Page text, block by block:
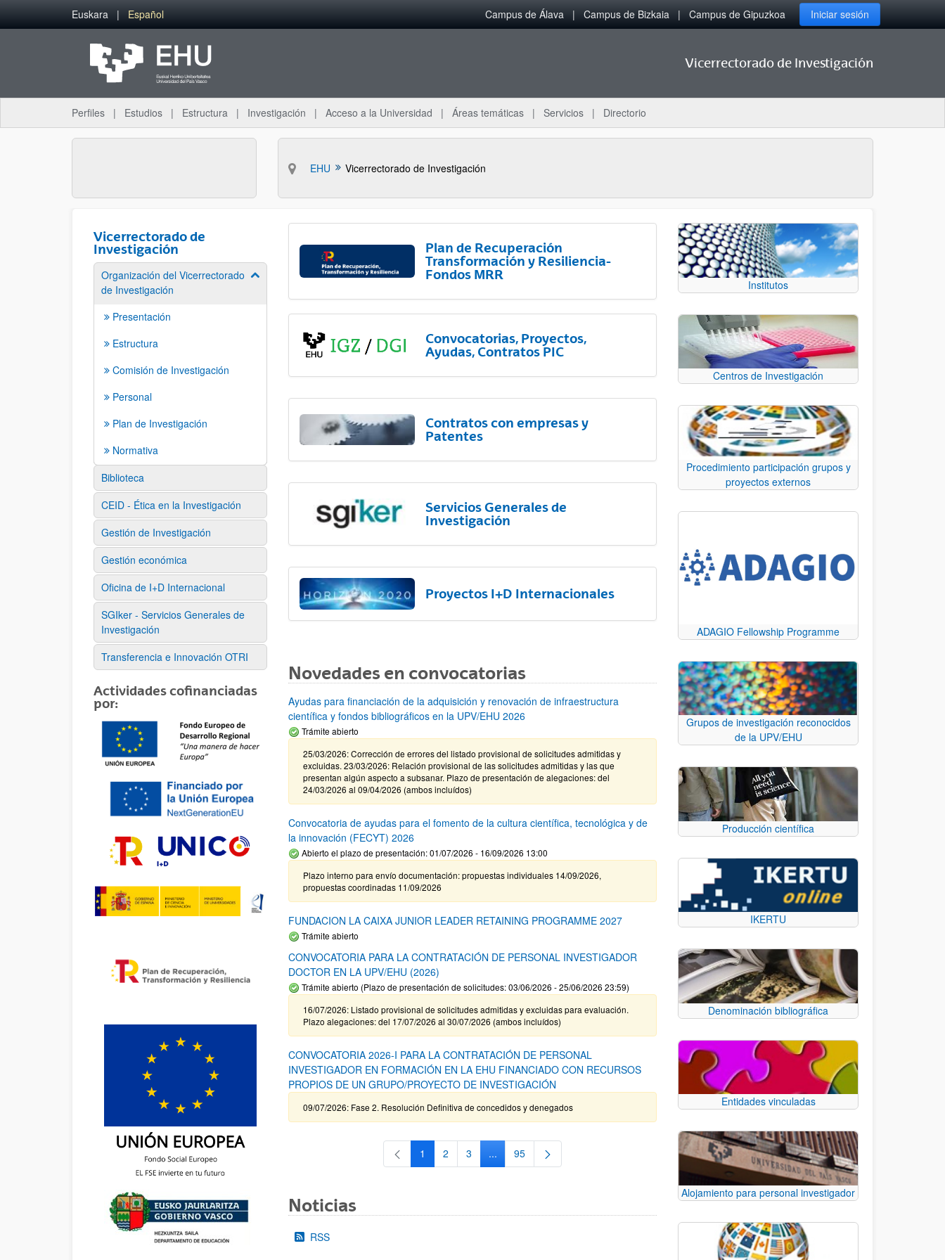
Saltar al contenido principal
Euskara Español Campus de Álava Campus de Bizkaia Campus de Gipuzkoa Iniciar sesión
Vicerrectorado de Investigación
Perfiles Estudios Estructura Investigación Acceso a la Universidad Áreas temáticas Servicios Directorio
EHU Vicerrectorado de Investigación
Vicerrectorado de
Investigación
Organización del Vicerrectorado
de Investigación
Mostrar/ocultar subpáginas
Presentación
Estructura
Comisión de Investigación
Personal
Plan de Investigación
Normativa
Biblioteca
CEID - Ética en la Investigación
Gestión de Investigación
Gestión económica
Oficina de I+D Internacional
SGIker - Servicios Generales de
Investigación
Transferencia e Innovación OTRI
Actividades cofinanciadas
por:
Plan de Recuperación
Transformación y Resiliencia-
Fondos MRR
Convocatorias, Proyectos,
Ayudas, Contratos PIC
Contratos con empresas y
Patentes
Servicios Generales de
Investigación
Proyectos I+D Internacionales
Novedades en convocatorias
Ayudas para financiación de la adquisición y renovación de infraestructura
científica y fondos bibliográficos en la UPV/EHU 2026
Trámite abierto
25/03/2026: Corrección de errores del listado provisional de solicitudes admitidas y
excluidas. 23/03/2026: Relación provisional de las solicitudes admitidas y las que
presentan algún aspecto a subsanar. Plazo de presentación de alegaciones: del
24/03/2026 al 09/04/2026 (ambos incluídos)
Convocatoria de ayudas para el fomento de la cultura científica, tecnológica y de
la innovación (FECYT) 2026
Abierto el plazo de presentación: 01/07/2026 - 16/09/2026 13:00
Plazo interno para envío documentación: propuestas individuales 14/09/2026,
propuestas coordinadas 11/09/2026
FUNDACION LA CAIXA JUNIOR LEADER RETAINING PROGRAMME 2027
Trámite abierto
CONVOCATORIA PARA LA CONTRATACIÓN DE PERSONAL INVESTIGADOR
DOCTOR EN LA UPV/EHU (2026)
Trámite abierto (Plazo de presentación de solicitudes: 03/06/2026 - 25/06/2026 23:59)
16/07/2026: Listado provisional de solicitudes admitidas y excluidas para evaluación.
Plazo alegaciones: del 17/07/2026 al 30/07/2026 (ambos incluídos)
CONVOCATORIA 2026-I PARA LA CONTRATACIÓN DE PERSONAL
INVESTIGADOR EN FORMACIÓN EN LA EHU FINANCIADO CON RECURSOS
PROPIOS DE UN GRUPO/PROYECTO DE INVESTIGACIÓN
09/07/2026: Fase 2. Resolución Definitiva de concedidos y denegados
Página
1 Página
2 Página
3 ...Páginas intermedias Use TAB para desplazarse.
Página
95
Noticias
RSS
Institutos
Centros de Investigación
Procedimiento participación grupos y
proyectos externos
ADAGIO Fellowship Programme
Grupos de investigación reconocidos
de la UPV/EHU
Producción científica
IKERTU
Denominación bibliográfica
Entidades vinculadas
Alojamiento para personal investigador